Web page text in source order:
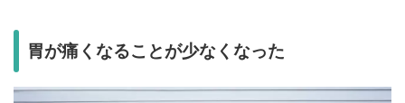
胃が痛くなることが少なくなった